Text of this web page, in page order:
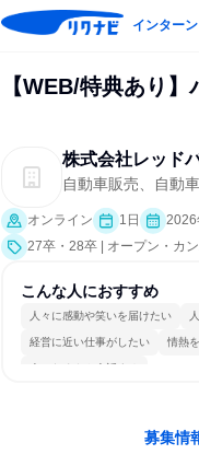
インターン
【WEB/特典あり
株式会社レッド
自動車販売、自動
オンライン 1日
2026
27卒・28卒 | オープン・カ
こんな人におすすめ
人々に感動や笑いを届けたい
経営に近い仕事がしたい 情熱
人とたくさん会話する
募集情